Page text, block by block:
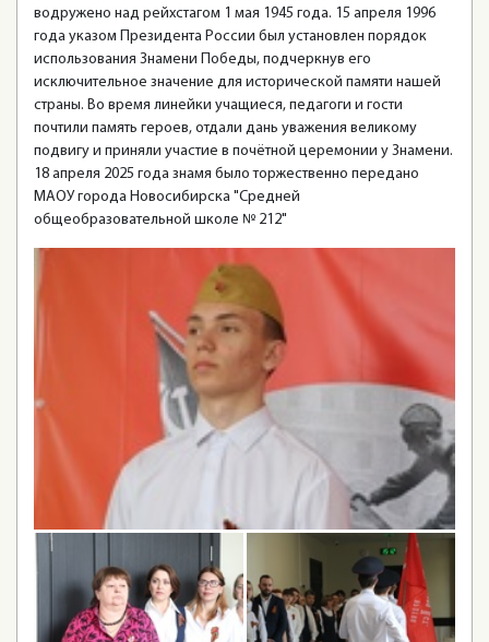
водружено над рейхстагом 1 мая 1945 года. 15 апреля 1996
года указом Президента России был установлен порядок
использования Знамени Победы, подчеркнув его
исключительное значение для исторической памяти нашей
страны. Во время линейки учащиеся, педагоги и гости
почтили память героев, отдали дань уважения великому
подвигу и приняли участие в почётной церемонии у Знамени.
18 апреля 2025 года знамя было торжественно передано
МАОУ города Новосибирска "Средней
общеобразовательной школе № 212"